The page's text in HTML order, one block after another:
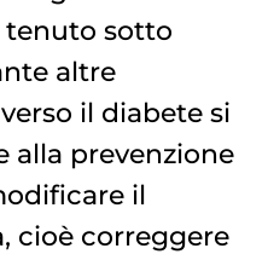
tenuto sotto
altre
il diabete si
alla prevenzione
il
cioè correggere